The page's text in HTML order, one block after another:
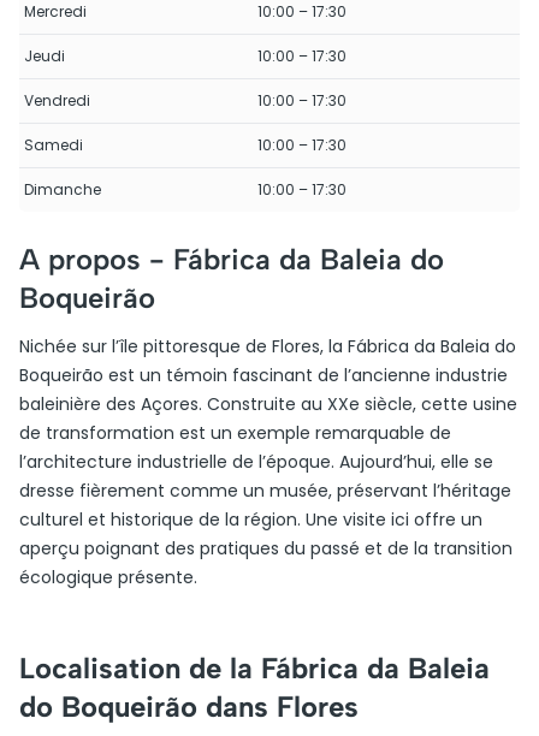
Mercredi 10:00 – 17:30
Jeudi 10:00 – 17:30
Vendredi 10:00 – 17:30
Samedi 10:00 – 17:30
Dimanche 10:00 – 17:30
A propos - Fábrica da Baleia do
Boqueirão
Nichée sur l’île pittoresque de Flores, la Fábrica da Baleia do
Boqueirão est un témoin fascinant de l’ancienne industrie
baleinière des Açores. Construite au XXe siècle, cette usine
de transformation est un exemple remarquable de
l’architecture industrielle de l’époque. Aujourd’hui, elle se
dresse fièrement comme un musée, préservant l’héritage
culturel et historique de la région. Une visite ici offre un
aperçu poignant des pratiques du passé et de la transition
écologique présente.
Localisation de la Fábrica da Baleia
do Boqueirão dans Flores